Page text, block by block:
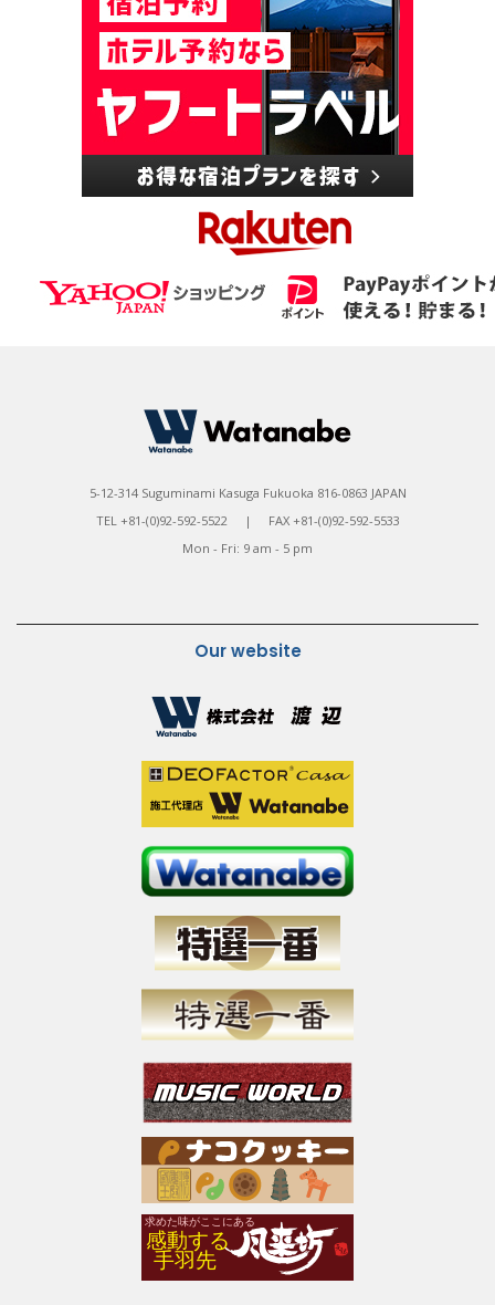
5-12-314 Suguminami Kasuga Fukuoka 816-0863 JAPAN
TEL +81-(0)92-592-5522 | FAX +81-(0)92-592-5533
Mon - Fri: 9 am - 5 pm
Our website